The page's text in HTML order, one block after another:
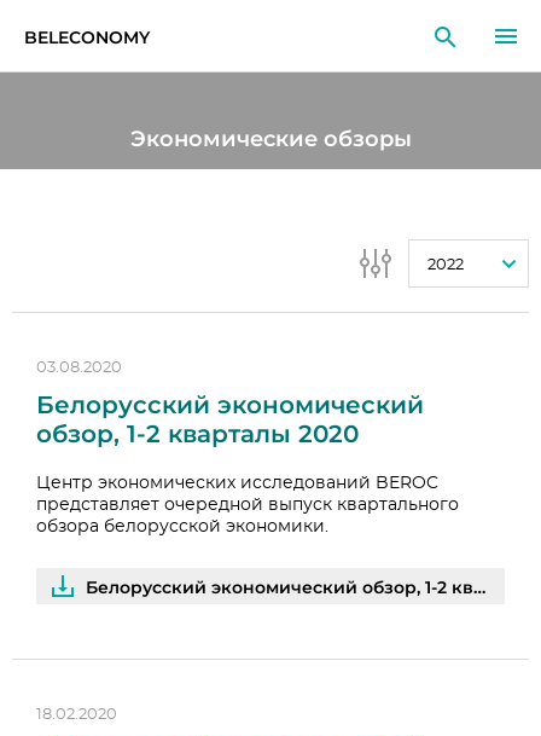
BELECONOMY
Экономические обзоры
2022
03.08.2020
Белорусский экономический
обзор, 1-2 кварталы 2020
Центр экономических исследований BEROC
представляет очередной выпуск квартального
обзора белорусской экономики.
Белорусский экономический обзор, 1-2 кварталы 2020 | PDF
18.02.2020